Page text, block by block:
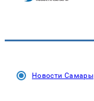
Новости Самары